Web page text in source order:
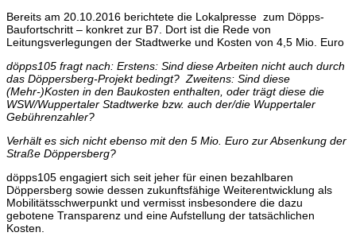
Bereits am 20.10.2016 berichtete die Lokalpresse zum Döpps-
Baufortschritt – konkret zur B7. Dort ist die Rede von
Leitungsverlegungen der Stadtwerke und Kosten von 4,5 Mio. Euro
döpps105 fragt nach: Erstens: Sind diese Arbeiten nicht auch durch
das Döppersberg-Projekt bedingt? Zweitens: Sind diese
(Mehr-)Kosten in den Baukosten enthalten, oder trägt diese die
WSW/Wuppertaler Stadtwerke bzw. auch der/die Wuppertaler
Gebührenzahler?
Verhält es sich nicht ebenso mit den 5 Mio. Euro zur Absenkung der
Straße Döppersberg?
döpps105 engagiert sich seit jeher für einen bezahlbaren
Döppersberg sowie dessen zukunftsfähige Weiterentwicklung als
Mobilitätsschwerpunkt und vermisst insbesondere die dazu
gebotene Transparenz und eine Aufstellung der tatsächlichen
Kosten.